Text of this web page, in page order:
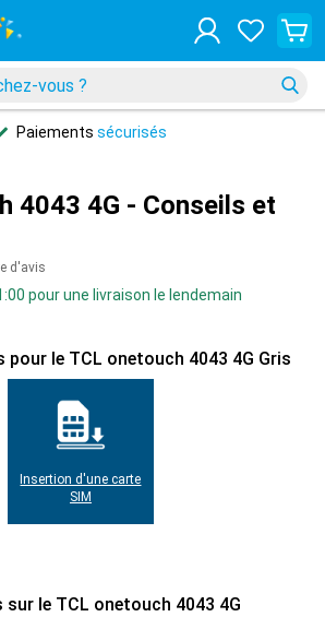
Paiements sécurisés
4043 4G - Conseils et
d'avis
pour une livraison le lendemain
le TCL onetouch 4043 4G Gris
Insertion d'une carte
SIM
sur le TCL onetouch 4043 4G